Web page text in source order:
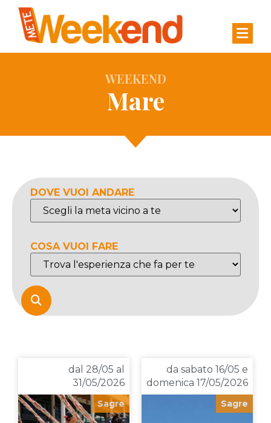
WEEKEND
Mare
DOVE VUOI ANDARE
COSA VUOI FARE

dal 28/05 al
31/05/2026
Sagre
da sabato 16/05 e
domenica 17/05/2026
Sagre